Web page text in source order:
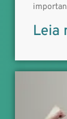
Leia